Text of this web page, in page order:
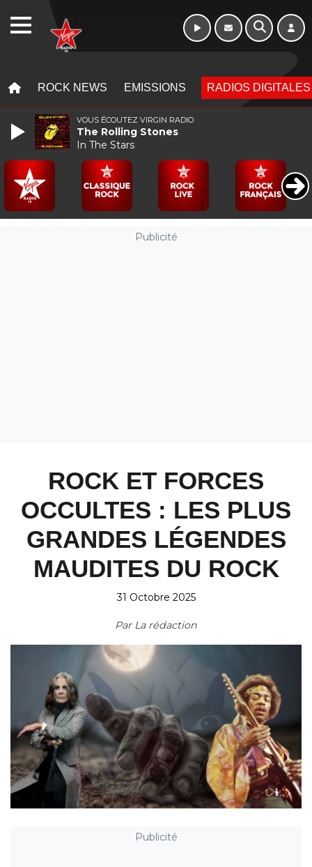
ROCK NEWS EMISSIONS RADIOS DIGITALES
Publicité
ROCK ET FORCES
OCCULTES : LES PLUS
GRANDES LÉGENDES
MAUDITES DU ROCK
31 Octobre 2025
Par La rédaction
Publicité
VOUS ÉCOUTEZ VIRGIN RADIO
The Rolling Stones
In The Stars
WEBRADIO